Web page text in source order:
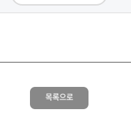
목록으로